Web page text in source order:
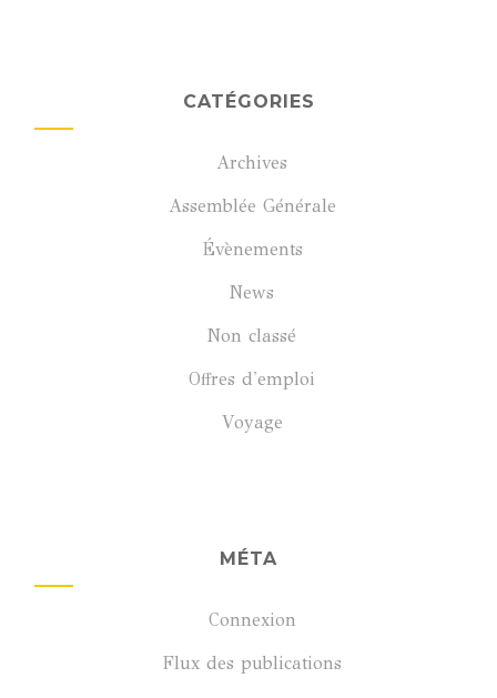
CATÉGORIES
Archives
Assemblée Générale
Évènements
News
Non classé
Offres d'emploi
Voyage
MÉTA
Connexion
Flux des publications